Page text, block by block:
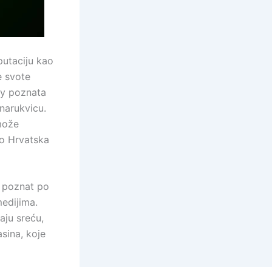
kao
svote
poznata
Hrvatska
poznat po
sreću,
koje